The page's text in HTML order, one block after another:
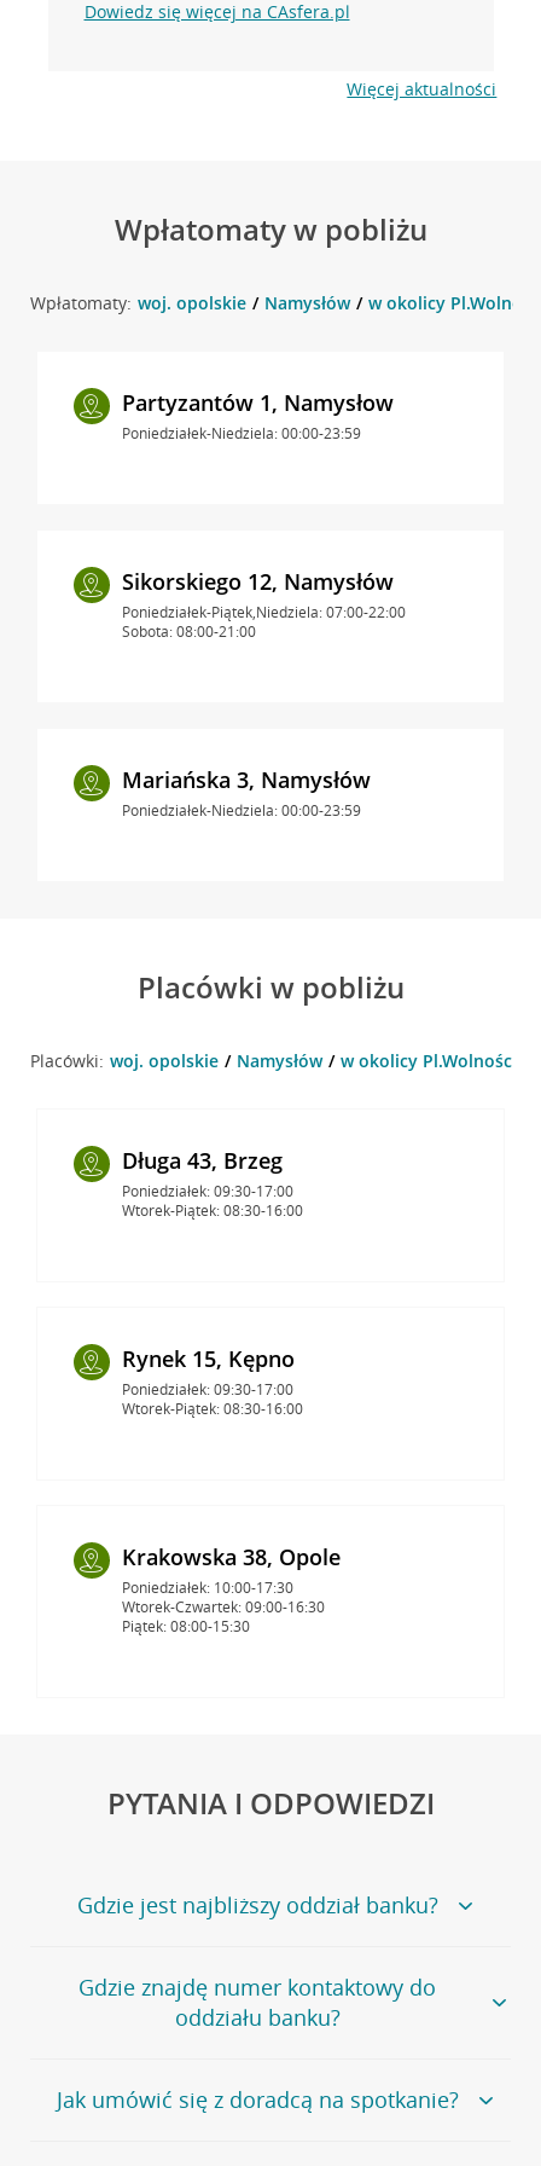
Dowiedz się więcej na CAsfera.pl
Więcej aktualności
Wpłatomaty w pobliżu
Wpłatomaty: woj. opolskie Namysłów w okolicy
Partyzantów 1, Namysłow
Poniedziałek-Niedziela: 00:00-23:59
Sikorskiego 12, Namysłów
Poniedziałek-Piątek,Niedziela: 07:00-22:00
Sobota: 08:00-21:00
Mariańska 3, Namysłów
Poniedziałek-Niedziela: 00:00-23:59
Placówki w pobliżu
Placówki: woj. opolskie Namysłów w okolicy Pl.Wolności 8
Długa 43, Brzeg
Poniedziałek: 09:30-17:00
Wtorek-Piątek: 08:30-16:00
Rynek 15, Kępno
Poniedziałek: 09:30-17:00
Wtorek-Piątek: 08:30-16:00
Krakowska 38, Opole
Poniedziałek: 10:00-17:30
Wtorek-Czwartek: 09:00-16:30
Piątek: 08:00-15:30
PYTANIA I ODPOWIEDZI
Gdzie jest najbliższy oddział banku?
Jeśli szukasz oddziału naszego banku, zapraszamy na
stronęPlacówki i bankomaty, na której znajduje się
wygodna wyszukiwarka.
oddziałów
Gdzie znajdę numer kontaktowy do
oddziału banku?
Bank Credit Agricole nie udostępnia ogólnego numeru
telefonu do placówki bankowej.
Jak umówić się z doradcą na spotkanie?